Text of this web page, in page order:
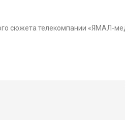
сюжета телекомпании «ЯМАЛ-